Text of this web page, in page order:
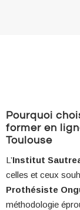
Pourquoi
former en
Toulouse
L’Institut
celles et ceux
Prothésiste
méthodologie